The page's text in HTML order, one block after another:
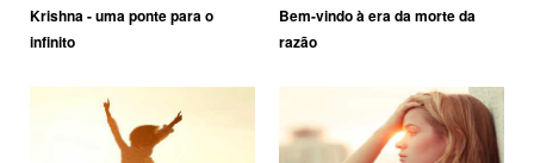
Krishna - uma ponte para o
infinito
Bem-vindo à era da morte da
razão